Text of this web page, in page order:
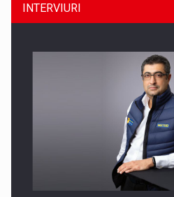
Ce nu stiu Directorii de HR
INTERVIURI